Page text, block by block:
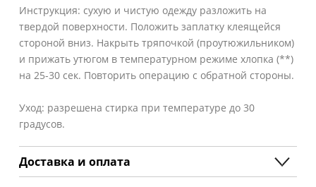
Инструкция: сухую и чистую одежду разложить на
твердой поверхности. Положить заплатку клеящейся
стороной вниз. Накрыть тряпочкой (проутюжильником)
и прижать утюгом в температурном режиме хлопка (**)
на 25-30 сек. Повторить операцию с обратной стороны.
Уход: разрешена стирка при температуре до 30
градусов.
Доставка и оплата